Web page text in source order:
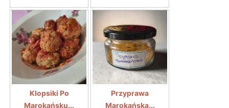
Klopsiki Po
Marokańsku...
Przyprawa
Marokańska...